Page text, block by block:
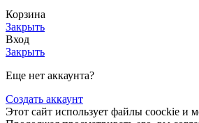
Корзина
Закрыть
Вход
Закрыть
Еще нет аккаунта?
Создать аккаунт
Этот сайт использует файлы coockie и